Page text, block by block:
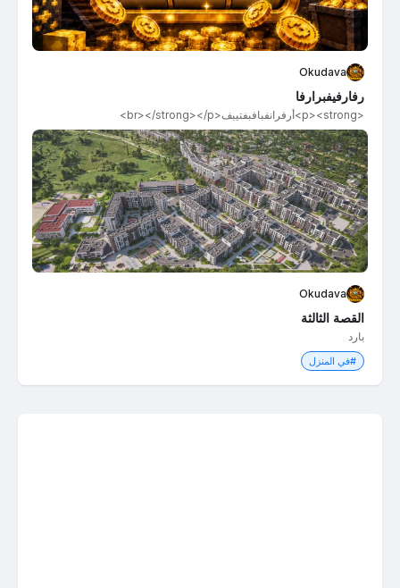
Okudava
رفارفيفبرارفا
<p><strong>أرفرانفبافبفتيبف​<br></strong></p>
Okudava
القصة الثالثة
بارد
#في المنزل